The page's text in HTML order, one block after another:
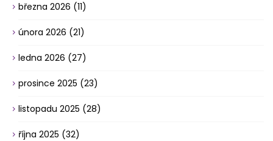
března 2026 (11)
února 2026 (21)
ledna 2026 (27)
prosince 2025 (23)
listopadu 2025 (28)
října 2025 (32)